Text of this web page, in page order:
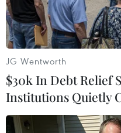
JG Wentworth
$30k In Debt Relief
Institutions Quietly